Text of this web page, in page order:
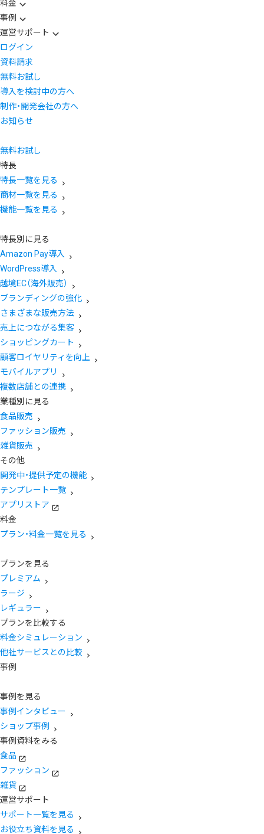
料金
事例
運営サポート
ログイン
資料請求
無料お試し
導入を検討中の方へ
制作・開発会社の方へ
お知らせ
無料お試し
特長
特長一覧を見る
商材一覧を見る
機能一覧を見る
特長別に見る
Amazon Pay導入
WordPress導入
越境EC（海外販売）
ブランディングの強化
さまざまな販売方法
売上につながる集客
ショッピングカート
顧客ロイヤリティを向上
モバイルアプリ
複数店舗との連携
業種別に見る
食品販売
ファッション販売
雑貨販売
その他
開発中・提供予定の機能
テンプレート一覧
アプリストア
料金
プラン・料金一覧を見る
プランを見る
プレミアム
ラージ
レギュラー
プランを比較する
料金シミュレーション
他社サービスとの比較
事例
事例を見る
事例インタビュー
ショップ事例
事例資料をみる
食品
ファッション
雑貨
運営サポート
サポート一覧を見る
お役立ち資料を見る